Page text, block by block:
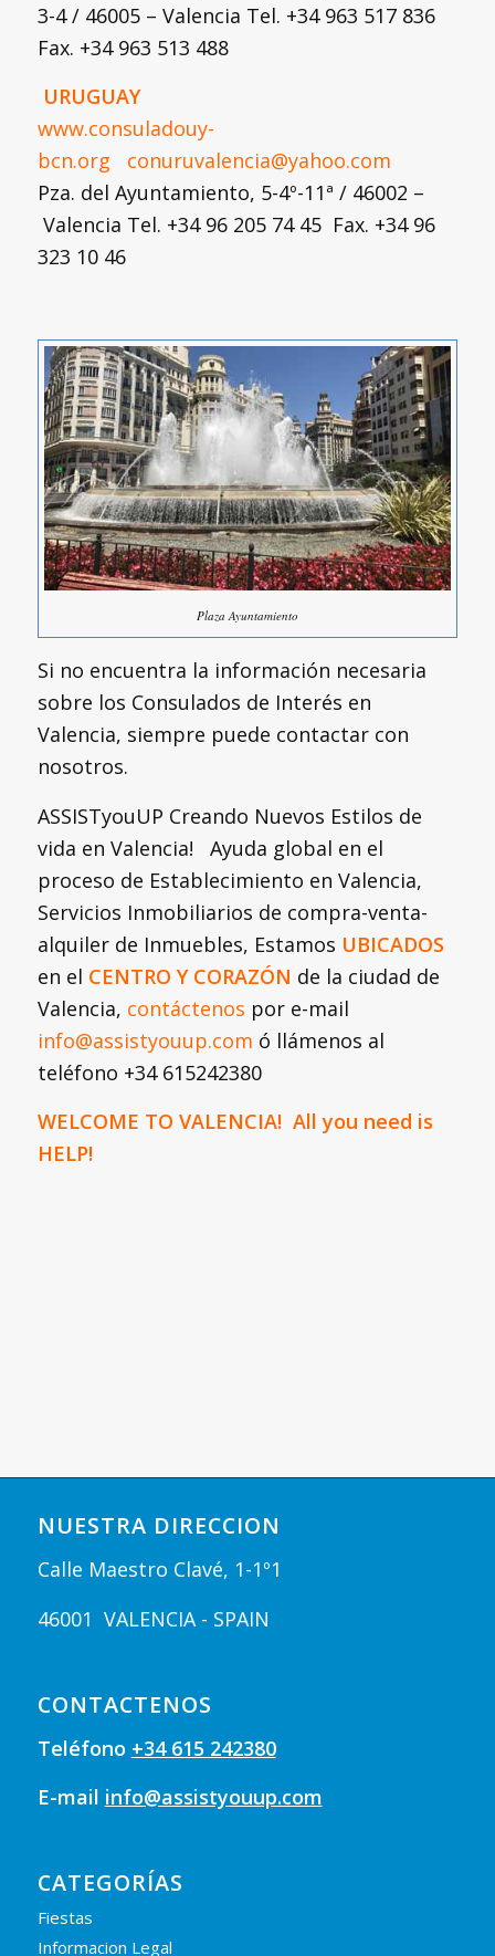
3-4 / 46005 – Valencia Tel. +34 963 517 836
Fax. +34 963 513 488
URUGUAY
www.consuladouy-
bcn.org conuruvalencia@yahoo.com
Pza. del Ayuntamiento, 5-4º-11ª / 46002 –
Valencia Tel. +34 96 205 74 45 Fax. +34 96
323 10 46
Plaza Ayuntamiento
Si no encuentra la información necesaria
sobre los Consulados de Interés en
Valencia, siempre puede contactar con
nosotros.
ASSISTyouUP Creando Nuevos Estilos de
vida en Valencia! Ayuda global en el
proceso de Establecimiento en Valencia,
Servicios Inmobiliarios de compra-venta-
alquiler de Inmuebles, Estamos UBICADOS
en el CENTRO Y CORAZÓN de la ciudad de
Valencia, contáctenos por e-mail
info@assistyouup.com ó llámenos al
teléfono +34 615242380
WELCOME TO VALENCIA! All you need is
HELP!
NUESTRA DIRECCION
Calle Maestro Clavé, 1-1º1
46001 VALENCIA - SPAIN
CONTACTENOS
Teléfono +34 615 242380
E-mail info@assistyouup.com
CATEGORÍAS
Fiestas
Informacion Legal